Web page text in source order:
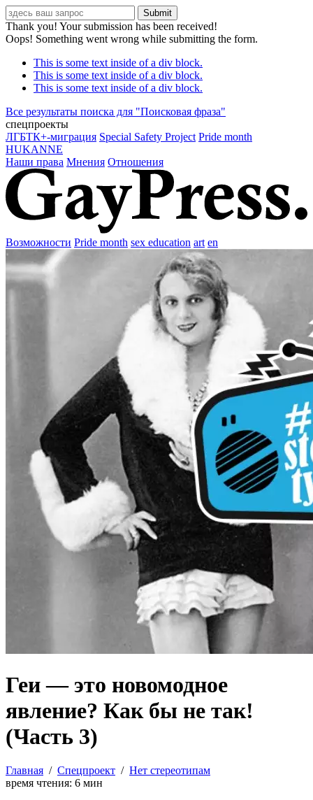
Thank you! Your submission has been received!
Oops! Something went wrong while submitting the form.
This is some text inside of a div block.
This is some text inside of a div block.
This is some text inside of a div block.
Все результаты поиска для "Поисковая фраза"
спецпроекты
ЛГБТК+-миграция Special Safety Project Pride month
HUKANNE
Наши права Мнения Отношения
Возможности Pride month sex education art en
Геи — это новомодное
явление? Как бы не так!
(Часть 3)
Главная / Спецпроект / Нет стереотипам
время чтения: 6 мин